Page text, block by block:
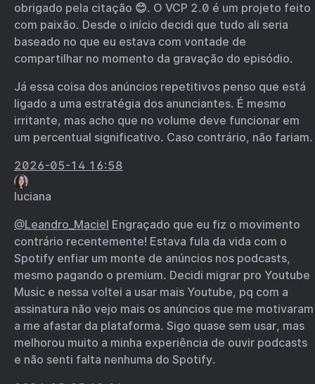
obrigado pela citação 😊. O VCP 2.0 é um projeto feito
com paixão. Desde o início decidi que tudo ali seria
baseado no que eu estava com vontade de
compartilhar no momento da gravação do episódio.
Já essa coisa dos anúncios repetitivos penso que está
ligado a uma estratégia dos anunciantes. É mesmo
irritante, mas acho que no volume deve funcionar em
um percentual significativo. Caso contrário, não fariam.
2026-05-14 16:58
luciana
@Leandro Maciel Engraçado que eu fiz o movimento
contrário recentemente! Estava fula da vida com o
Spotify enfiar um monte de anúncios nos podcasts,
mesmo pagando o premium. Decidi migrar pro Youtube
Music e nessa voltei a usar mais Youtube, pq com a
assinatura não vejo mais os anúncios que me motivaram
a me afastar da plataforma. Sigo quase sem usar, mas
melhorou muito a minha experiência de ouvir podcasts
e não senti falta nenhuma do Spotify.